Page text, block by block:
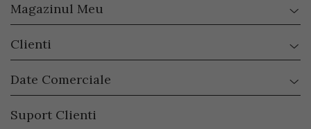
Magazinul Meu
Clienti
Date Comerciale
Suport Clienti